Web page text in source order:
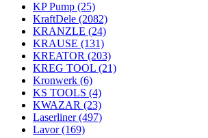
KP Pump (25)
KraftDele (2082)
KRANZLE (24)
KRAUSE (131)
KREATOR (203)
KREG TOOL (21)
Kronwerk (6)
KS TOOLS (4)
KWAZAR (23)
Laserliner(497)
Lavor(169)